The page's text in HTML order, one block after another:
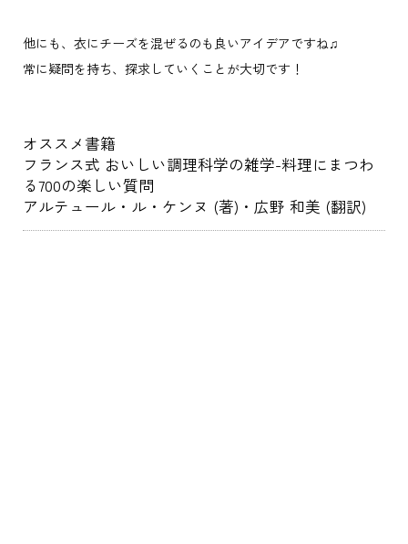
他にも、衣にチーズを混ぜるのも良いアイデアですね♫
常に疑問を持ち、探求していくことが大切です！
オススメ書籍
フランス式 おいしい調理科学の雑学-料理にまつわ
る700の楽しい質問
アルテュール・ル・ケンヌ (著)・広野 和美 (翻訳)